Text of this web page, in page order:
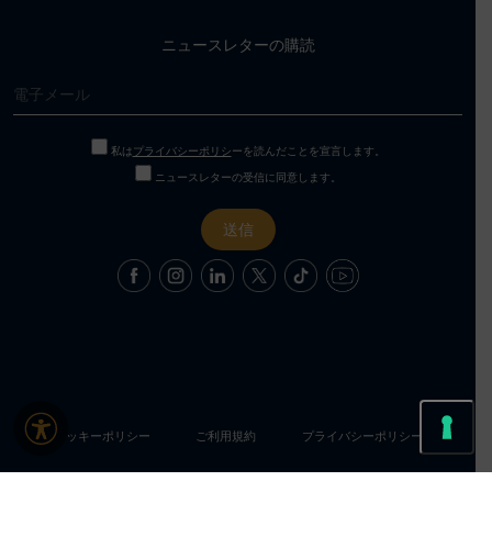
ニュースレターの購読
私はプライバシーポリシーを読んだことを宣言します。
ニュースレターの受信に同意します。
クッキーポリシー ご利用規約 プライバシーポリシー